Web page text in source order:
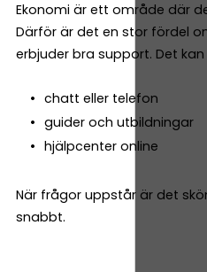
Ekonomi är ett område där
Därför är det en stor fördel
erbjuder bra support. Det
chatt eller telefon
guider och utbildningar
hjälpcenter online
När frågor uppstår är det
snabbt.